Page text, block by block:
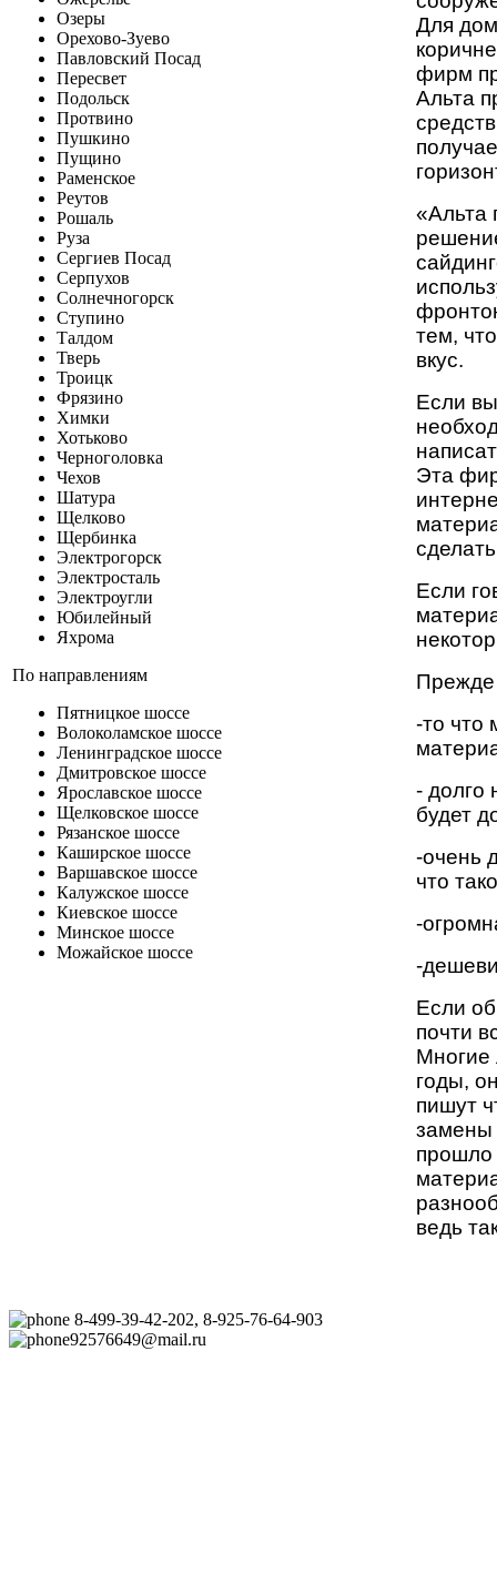
Озеры
Орехово-Зуево
Павловский Посад
Пересвет
Подольск
Протвино
Пушкино
Пущино
Раменское
Реутов
Рошаль
Руза
Сергиев Посад
Серпухов
Солнечногорск
Ступино
Талдом
Тверь
Троицк
Фрязино
Химки
Хотьково
Черноголовка
Чехов
Шатура
Щелково
Щербинка
Электрогорск
Электросталь
Электроугли
Юбилейный
Яхрома
По направлениям
Пятницкое шоссе
Волоколамское шоссе
Ленинградское шоссе
Дмитровское шоссе
Ярославское шоссе
Щелковское шоссе
Рязанское шоссе
Каширское шоссе
Варшавское шоссе
Калужское шоссе
Киевское шоссе
Минское шоссе
Можайское шоссе
Для
фирм
Альта
«Альта
тем,
вкус.
Если
Эта
Если
Прежде
-то что
- долго
будет
-очень
что
-
-
Если
почти
Многие
годы,
пишут
замены
прошло
ведь
8-499-39-42-202, 8-925-76-64-903
92576649@mail.ru